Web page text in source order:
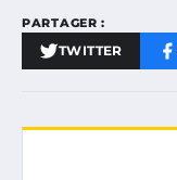
PARTAGER :
TWITTER